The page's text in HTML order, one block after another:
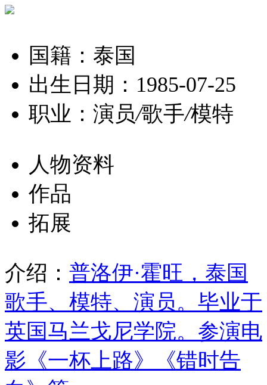
国籍：泰国
出生日期：1985-07-25
职业：演员/歌手/模特
人物资料
作品
拓展
介绍： 普洛伊·霍旺，泰国
歌手、模特、演员。毕业于
英国马兰戈尼学院。参演电
影《一杯上路》《错时告